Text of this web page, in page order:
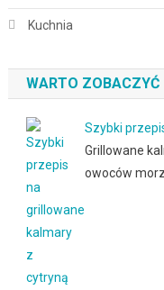
Kuchnia
WARTO ZOBACZYĆ
Szybki
Grillowane
owoców